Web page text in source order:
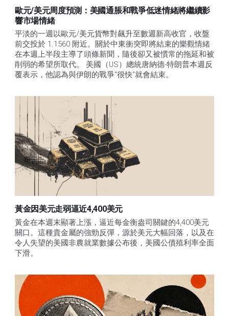
歐元/美元周度預測：美國通脹和戰爭低迷情緒將繼續影
響市場情緒
平淡的一週以歐元/美元貨幣對飆升至數週新高收官，收盤
前交投於 1.1560 附近。關於中東衝突即將結束的樂觀情緒
在本週上半段主導了頭條新聞，隨後卻又被慣常的拖延和被
削弱的希望所取代。 美國（US）總統唐納德-特朗普本週反
覆表示，他認為與伊朗的戰爭"很快"就會結束。
黃金因美元走弱逼近4,400美元
黃金在本週末顯著上漲，逼近每金衡盎司關鍵的4,400美元
關口。這種貴金屬的強勁反彈，源於美元大幅回落，以及在
令人失望的美國非農就業數據公布後，美國公債殖利率全面
下滑。